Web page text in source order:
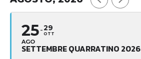
25
AGO
29
OTT
SETTEMBRE QUARRATINO 2026